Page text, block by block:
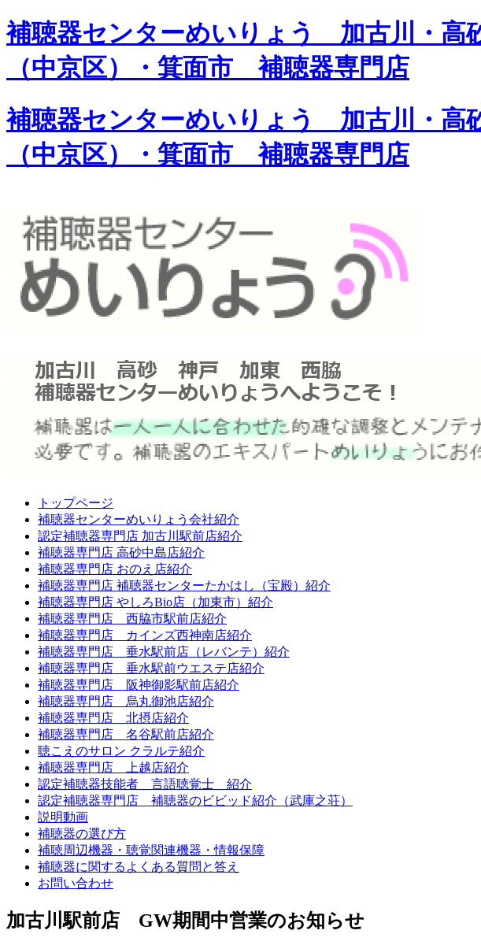
補聴器センターめいりょう 加古川・高
（中京区）・箕面市 補聴器専門店
補聴器センターめいりょう 加古川・高
（中京区）・箕面市 補聴器専門店
トップページ
補聴器センターめいりょう会社紹介
認定補聴器専門店 加古川駅前店紹介
補聴器専門店 高砂中島店紹介
補聴器専門店 おのえ店紹介
補聴器専門店 補聴器センターたかはし（宝殿）紹介
補聴器専門店 やしろBio店（加東市）紹介
補聴器専門店 西脇市駅前店紹介
補聴器専門店 カインズ西神南店紹介
補聴器専門店 垂水駅前店（レバンテ）紹介
補聴器専門店 垂水駅前ウエステ店紹介
補聴器専門店 阪神御影駅前店紹介
補聴器専門店 烏丸御池店紹介
補聴器専門店 北摂店紹介
補聴器専門店 名谷駅前店紹介
聴こえのサロン クラルテ紹介
補聴器専門店 上越店紹介
認定補聴器技能者 言語聴覚士 紹介
認定補聴器専門店 補聴器のビビッド紹介（武庫之荘）
説明動画
補聴器の選び方
補聴周辺機器・聴覚関連機器・情報保障
補聴器に関するよくある質問と答え
お問い合わせ
加古川駅前店 GW期間中営業のお知らせ